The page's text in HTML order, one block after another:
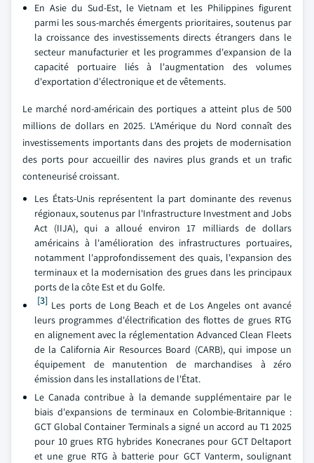
En Asie du Sud-Est, le Vietnam et les Philippines figurent
parmi les sous-marchés émergents prioritaires, soutenus par
la croissance des investissements directs étrangers dans le
secteur manufacturier et les programmes d'expansion de la
capacité portuaire liés à l'augmentation des volumes
d'exportation d'électronique et de vêtements.
Le marché nord-américain des portiques a atteint plus de 500
millions de dollars en 2025. L'Amérique du Nord connaît des
investissements importants dans des projets de modernisation
des ports pour accueillir des navires plus grands et un trafic
conteneurisé croissant.
Les États-Unis représentent la part dominante des revenus
régionaux, soutenus par l'Infrastructure Investment and Jobs
Act (IIJA), qui a alloué environ 17 milliards de dollars
américains à l'amélioration des infrastructures portuaires,
notamment l'approfondissement des quais, l'expansion des
terminaux et la modernisation des grues dans les principaux
ports de la côte Est et du Golfe.
[3] Les ports de Long Beach et de Los Angeles ont avancé
leurs programmes d'électrification des flottes de grues RTG
en alignement avec la réglementation Advanced Clean Fleets
de la California Air Resources Board (CARB), qui impose un
équipement de manutention de marchandises à zéro
émission dans les installations de l'État.
Le Canada contribue à la demande supplémentaire par le
biais d'expansions de terminaux en Colombie-Britannique :
GCT Global Container Terminals a signé un accord au T1 2025
pour 10 grues RTG hybrides Konecranes pour GCT Deltaport
et une grue RTG à batterie pour GCT Vanterm, soulignant